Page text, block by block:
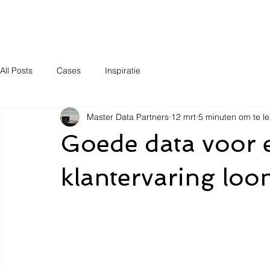
All Posts Cases Inspiratie
Goede data voor
klantervaring
Master Data Partners 12 mrt 5 minuten om te